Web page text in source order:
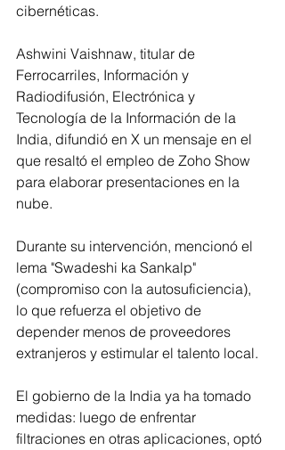
cibernéticas.
Ashwini Vaishnaw, titular de
Ferrocarriles, Información y
Radiodifusión, Electrónica y
Tecnología de la Información de la
India, difundió en X un mensaje en el
que resaltó el empleo de Zoho Show
para elaborar presentaciones en la
nube.
Durante su intervención, mencionó el
lema "Swadeshi ka Sankalp"
(compromiso con la autosuficiencia),
lo que refuerza el objetivo de
depender menos de proveedores
extranjeros y estimular el talento local.
El gobierno de la India ya ha tomado
medidas: luego de enfrentar
filtraciones en otras aplicaciones, optó